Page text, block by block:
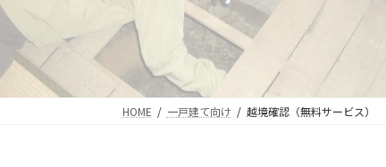
HOME 一戸建て向け 越境確認（無料サービス）